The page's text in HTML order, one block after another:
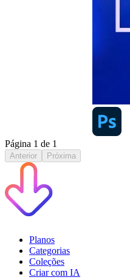
Página 1 de 1
Anterior Próxima
Planos
Categorias
Coleções
Criar com IA